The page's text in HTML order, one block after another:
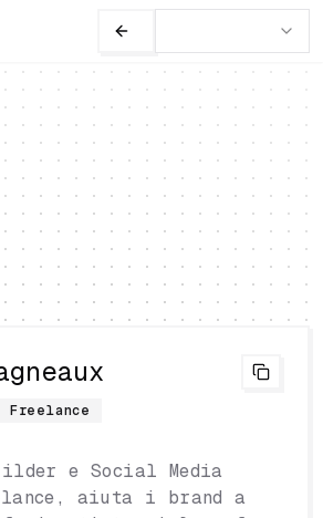
Freelance
e Social Media
aiuta i brand a